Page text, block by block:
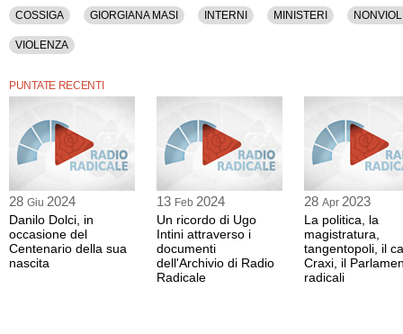
COSSIGA GIORGIANA MASI INTERNI MINISTERI
VIOLENZA
PUNTATE RECENTI
28 Giu 2024
Danilo Dolci, in
occasione del
Centenario della sua
nascita
13 Feb 2024
Un ricordo di Ugo
Intini attraverso i
documenti
dell'Archivio di Radio
Radicale
28 Apr 2023
La politica, la
magistratura,
tangentopoli, il
Craxi, il
radicali